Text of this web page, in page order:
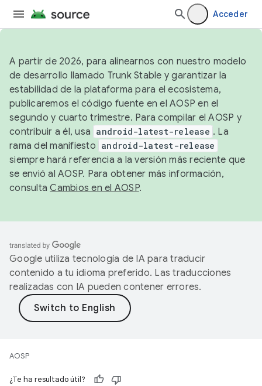
Acceder
A partir de 2026, para alinearnos con nuestro modelo
de desarrollo llamado Trunk Stable y garantizar la
estabilidad de la plataforma para el ecosistema,
publicaremos el código fuente en el AOSP en el
segundo y cuarto trimestre. Para compilar el AOSP y
contribuir a él, usa android-latest-release . La
rama del manifiesto android-latest-release
siempre hará referencia a la versión más reciente que
se envió al AOSP. Para obtener más información,
consultaCambios en el AOSP.
Google utiliza tecnología de IA para traducir
contenido a tu idioma preferido. Las traducciones
realizadas con IA pueden contener errores.
AOSP
¿Te ha resultado útil?